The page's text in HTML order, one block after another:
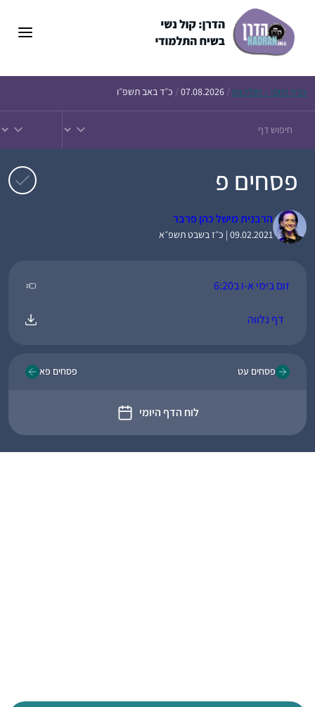
הדף היומי – חולין צט /
07.08.2026
/ כ״ד באב תשפ״ו
פסחים פ
הרבנית מישל כהן פרבר
09.02.2021 | כ״ז בשבט תשפ״א
זום בימי א-ו ב6:20
דף נלווה
פסחים עט
לוח הדף היומי
פסחים פא